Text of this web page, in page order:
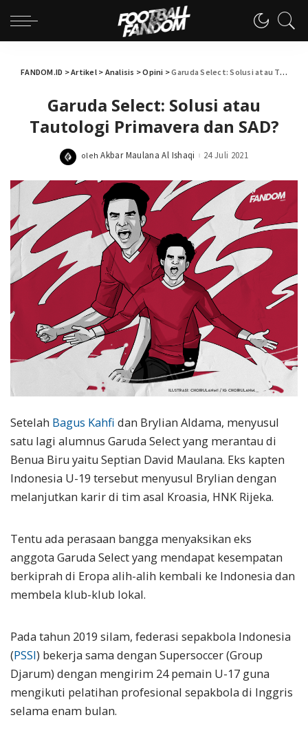
FANDOM.ID >Artikel> Analisis >Opini >Garuda Select: Solusi atau Tautologi Primavera dan SAD?
Garuda Select: Solusi atau
Tautologi Primavera dan SAD?
Posted
oleh Akbar Maulana Al Ishaqi 24 Juli 2021
Setelah Bagus Kahfi dan Brylian Aldama, menyusul
satu lagi alumnus Garuda Select yang merantau di
Benua Biru yaitu Septian David Maulana. Eks kapten
Indonesia U-19 tersebut menyusul Brylian dengan
melanjutkan karir di tim asal Kroasia, HNK Rijeka.
Tentu ada perasaan bangga menyaksikan eks
anggota Garuda Select yang mendapat kesempatan
berkiprah di Eropa alih-alih kembali ke Indonesia dan
membela klub-klub lokal.
Pada tahun 2019 silam, federasi sepakbola Indonesia
(PSSI) bekerja sama dengan Supersoccer (Group
Djarum) dengan mengirim 24 pemain U-17 guna
mengikuti pelatihan profesional sepakbola di Inggris
selama enam bulan.